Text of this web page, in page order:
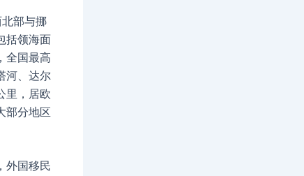
部与挪
括领海面
全国最高
河、达尔
里，居欧
部分地区
外国移民